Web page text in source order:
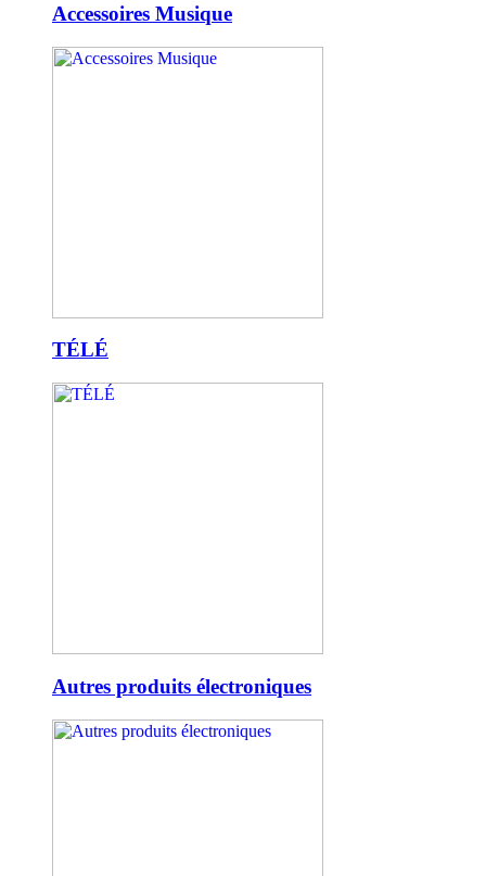
Accessoires Musique
TÉLÉ
Autres produits électroniques